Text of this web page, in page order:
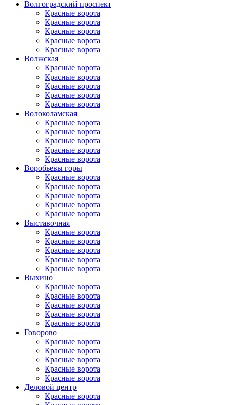
Волгоградский проспект
Красные ворота
Красные ворота
Красные ворота
Красные ворота
Красные ворота
Волжская
Красные ворота
Красные ворота
Красные ворота
Красные ворота
Красные ворота
Волоколамская
Красные ворота
Красные ворота
Красные ворота
Красные ворота
Красные ворота
Воробьевы горы
Красные ворота
Красные ворота
Красные ворота
Красные ворота
Красные ворота
Выставочная
Красные ворота
Красные ворота
Красные ворота
Красные ворота
Красные ворота
Выхино
Красные ворота
Красные ворота
Красные ворота
Красные ворота
Красные ворота
Говорово
Красные ворота
Красные ворота
Красные ворота
Красные ворота
Красные ворота
Деловой центр
Красные ворота